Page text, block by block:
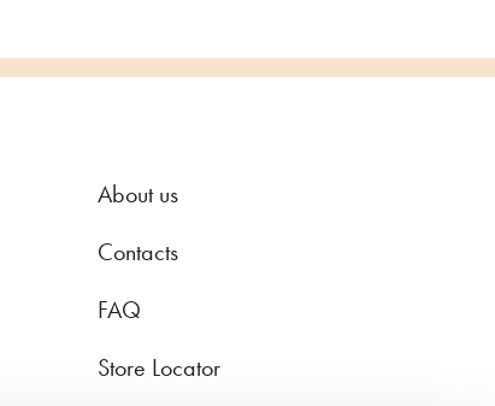
About us
Contacts
FAQ
Store Locator